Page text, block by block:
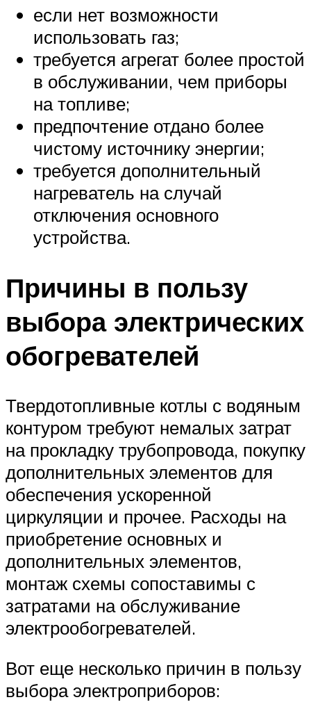
если нет возможности
использовать газ;
требуется агрегат более простой
в обслуживании, чем приборы
на топливе;
предпочтение отдано более
чистому источнику энергии;
требуется дополнительный
нагреватель на случай
отключения основного
устройства.
Причины в пользу
выбора электрических
обогревателей
Твердотопливные котлы с водяным
контуром требуют немалых затрат
на прокладку трубопровода, покупку
дополнительных элементов для
обеспечения ускоренной
циркуляции и прочее. Расходы на
приобретение основных и
дополнительных элементов,
монтаж схемы сопоставимы с
затратами на обслуживание
электрообогревателей.
Вот еще несколько причин в пользу
выбора электроприборов: